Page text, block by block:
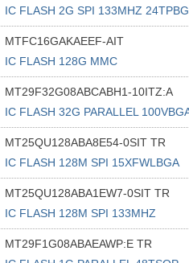
IC FLASH 2G SPI 133MHZ
MTFC16GAKAEEF-AIT
IC FLASH 128G MMC
MT29F32G08ABCABH1-10ITZ:A
IC FLASH 32G PARALLEL
MT25QU128ABA8E54-0SIT TR
IC FLASH 128M SPI 15XFWLBGA
MT25QU128ABA1EW7-0SIT TR
IC FLASH 128M SPI 133MHZ
8WPDFN
MT29F1G08ABAEAWP:E TR